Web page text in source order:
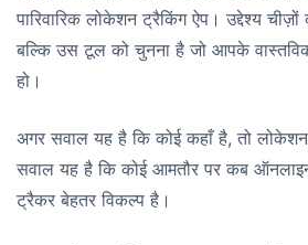
पारिवारिक लोकेशन ट्रैकिंग ऐप। उद्देश्य
बल्कि उस टूल को चुनना है जो आपके
हो।
अगर सवाल यह है कि कोई कहाँ है, तो
सवाल यह है कि कोई आमतौर पर कब ऑनलाइन
ट्रैकर बेहतर विकल्प है।